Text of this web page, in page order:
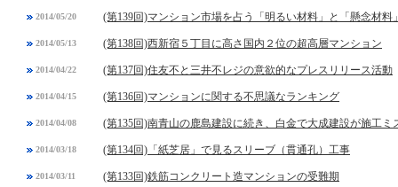
2014/05/20 (第139回)マンション市場を占う「明るい材料」と「懸念材料
2014/05/13 (第138回)西新宿５丁目に高さ国内２位の超高層マンション
2014/04/22 (第137回)住友不と三井不レジの意欲的なプレスリリース活動
2014/04/15 (第136回)マンションに関する不思議なランキング
2014/04/08 (第135回)南青山の鹿島建設に続き、白金で大成建設が施工ミ
2014/03/18 (第134回)「紙芝居」で見るスリーブ（貫通孔）工事
2014/03/11 (第133回)鉄筋コンクリート造マンションの受難期